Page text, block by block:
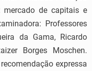
mercado de capitais e
Professores
da Gama, Ricardo
Borges Moschen.
expressa